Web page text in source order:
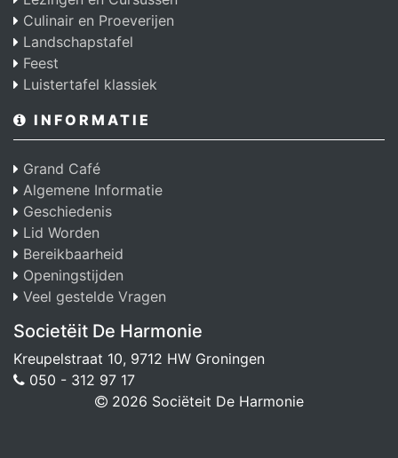
Culinair en Proeverijen
Landschapstafel
Feest
Luistertafel klassiek
INFORMATIE
Grand Café
Algemene Informatie
Geschiedenis
Lid Worden
Bereikbaarheid
Openingstijden
Veel gestelde Vragen
Societëit De Harmonie
Kreupelstraat 10, 9712 HW Groningen
050 - 312 97 17
2026 Sociëteit De Harmonie